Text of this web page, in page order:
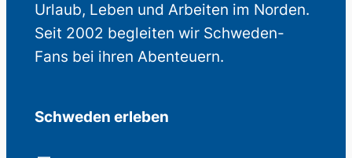
Urlaub, Leben und Arbeiten im Norden.
Seit 2002 begleiten wir Schweden-
Fans bei ihren Abenteuern.
Schweden erleben